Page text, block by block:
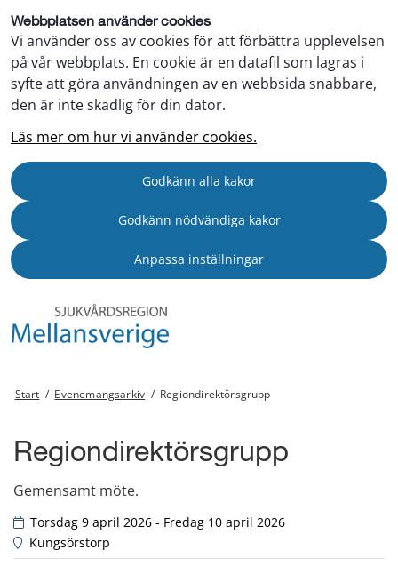
Webbplatsen använder cookies
Vi använder oss av cookies för att förbättra upplevelsen
på vår webbplats. En cookie är en datafil som lagras i
syfte att göra användningen av en webbsida snabbare,
den är inte skadlig för din dator.
Läs mer om hur vi använder cookies.
Godkänn alla kakor
Godkänn nödvändiga kakor
Anpassa inställningar
Start / Evenemangsarkiv / Regiondirektörsgrupp
Regiondirektörsgrupp
Gemensamt möte.
Torsdag 9 april 2026 - Fredag 10 april 2026
Kungsörstorp